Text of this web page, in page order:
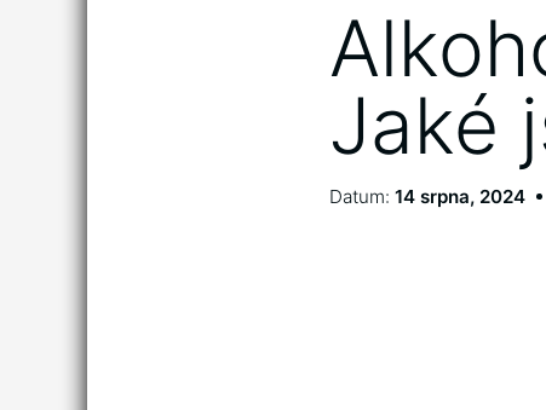
Jaké
Datum: 14 srpna, 2024